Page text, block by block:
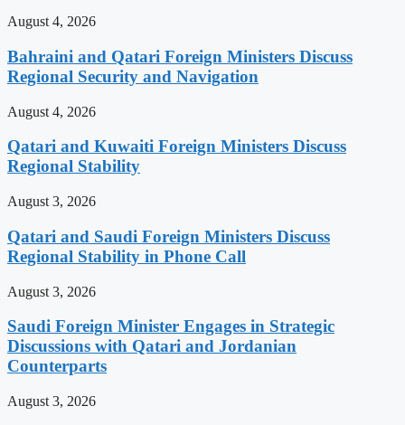
August 4, 2026
Bahraini and Qatari Foreign Ministers Discuss
Regional Security and Navigation
August 4, 2026
Qatari and Kuwaiti Foreign Ministers Discuss
Regional Stability
August 3, 2026
Qatari and Saudi Foreign Ministers Discuss
Regional Stability in Phone Call
August 3, 2026
Saudi Foreign Minister Engages in Strategic
Discussions with Qatari and Jordanian
Counterparts
August 3, 2026